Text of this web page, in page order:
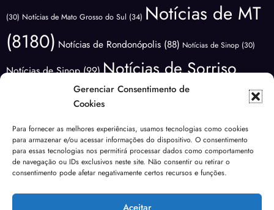
Gerenciar Consentimento de
Cookies
Para fornecer as melhores experiências, usamos tecnologias como cookies
para armazenar e/ou acessar informações do dispositivo. O consentimento
para essas tecnologias nos permitirá processar dados como comportamento
de navegação ou IDs exclusivos neste site. Não consentir ou retirar o
consentimento pode afetar negativamente certos recursos e funções.
Aceitar
(30) Notícias de Mato Grosso do Sul (34) Notícias de MT
(8180) Notícias de Rondonópolis (88) Notícias de Sinop (30)
Notícias de Sinop(99)Notícias de Sorriso
Notícias de Várzea Grande(65) Notícias do
Rio Verde(171) Nova Mutum(68) NOVA UBIRATÃ(29) Polícia
(3639)Política(1810)Previsão do Tempo(81)